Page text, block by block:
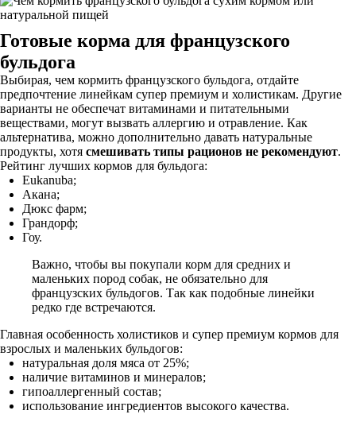
Готовые корма для французского
бульдога
Выбирая, чем кормить французского бульдога, отдайте
предпочтение линейкам супер премиум и холистикам. Другие
варианты не обеспечат витаминами и питательными
веществами, могут вызвать аллергию и отравление. Как
альтернатива, можно дополнительно давать натуральные
продукты, хотя смешивать типы рационов не рекомендуют.
Рейтинг лучших кормов для бульдога:
Eukanuba;
Акана;
Дюкс фарм;
Грандорф;
Гоу.
Важно, чтобы вы покупали корм для средних и
маленьких пород собак, не обязательно для
французских бульдогов. Так как подобные линейки
редко где встречаются.
Главная особенность холистиков и супер премиум кормов для
взрослых и маленьких бульдогов:
натуральная доля мяса от 25%;
наличие витаминов и минералов;
гипоаллергенный состав;
использование ингредиентов высокого качества.